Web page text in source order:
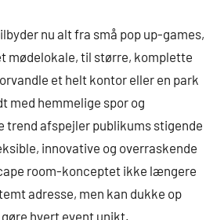
nu alt fra små pop up-games,
mødelokale, til større, komplette
et helt kontor eller en park
med hemmelige spor og
trend afspejler publikums stigende
innovative og overraskende
room-konceptet ikke længere
adresse, men kan dukke op
hvert event unikt.